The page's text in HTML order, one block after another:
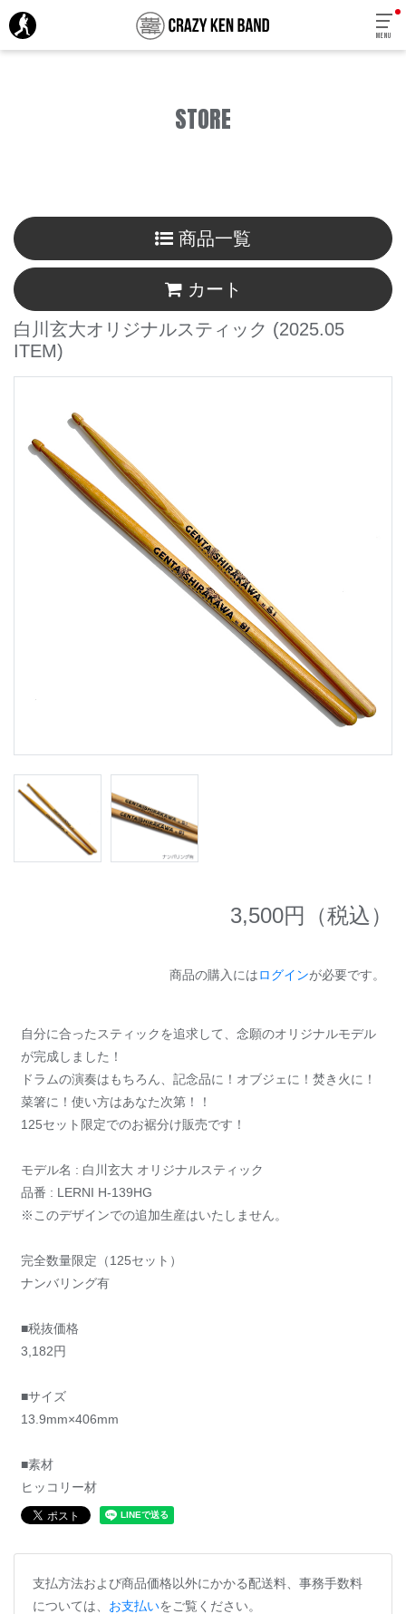
MENU
STORE
商品一覧
カート
白川玄大オリジナルスティック (2025.05
ITEM)
3,500円（税込）
商品の購入にはログインが必要です。
自分に合ったスティックを追求して、念願のオリジナルモデル
が完成しました！
ドラムの演奏はもちろん、記念品に！オブジェに！焚き火に！
菜箸に！使い方はあなた次第！！
125セット限定でのお裾分け販売です！
モデル名 : 白川玄大 オリジナルスティック
品番 : LERNI H-139HG
※このデザインでの追加生産はいたしません。
完全数量限定（125セット）
ナンバリング有
■税抜価格
3,182円
■サイズ
13.9mm×406mm
■素材
ヒッコリー材
支払方法および商品価格以外にかかる配送料、事務手数料
については、 お支払いをご覧ください。